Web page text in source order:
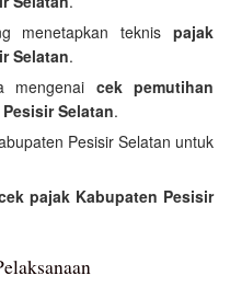
menetapkan teknis pajak
Selatan.
mengenai cek pemutihan
Selatan.
Pesisir Selatan untuk
pajak Kabupaten Pesisir